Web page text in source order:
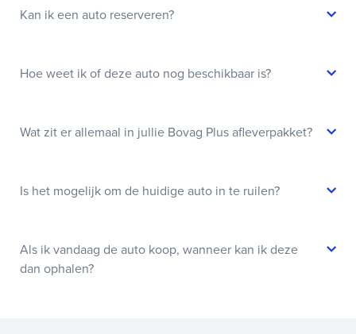
Kan ik een auto reserveren?
Hoe weet ik of deze auto nog beschikbaar is?
Wat zit er allemaal in jullie Bovag Plus afleverpakket?
Is het mogelijk om de huidige auto in te ruilen?
Als ik vandaag de auto koop, wanneer kan ik deze
dan ophalen?